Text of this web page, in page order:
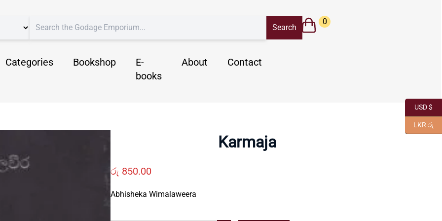
Categories Bookshop
E-
books
About Contact
0
Karmaja
රු 850.00
Abhisheka Wimalaweera
USD $
LKR රු